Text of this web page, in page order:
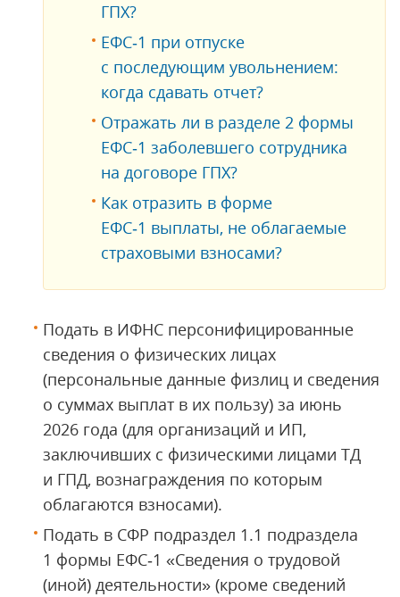
ГПХ?
ЕФС‑1 при отпуске
с последующим увольнением:
когда сдавать отчет?
Отражать ли в разделе 2 формы
ЕФС‑1 заболевшего сотрудника
на договоре ГПХ?
Как отразить в форме
ЕФС‑1 выплаты, не облагаемые
страховыми взносами?
Подать в ИФНС персонифицированные
сведения о физических лицах
(персональные данные физлиц и сведения
о суммах выплат в их пользу) за июнь
2026 года (для организаций и ИП,
заключивших с физическими лицами ТД
и ГПД, вознаграждения по которым
облагаются взносами).
Подать в СФР подраздел 1.1 подраздела
1 формы ЕФС‑1 «Сведения о трудовой
(иной) деятельности» (кроме сведений